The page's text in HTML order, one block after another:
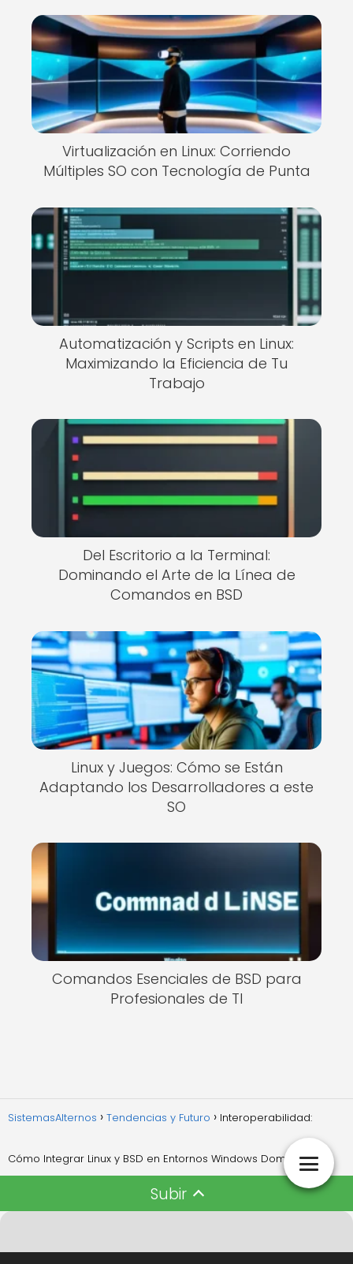
Virtualización en Linux: Corriendo
Múltiples SO con Tecnología de Punta
Automatización y Scripts en Linux:
Maximizando la Eficiencia de Tu
Trabajo
Del Escritorio a la Terminal:
Dominando el Arte de la Línea de
Comandos en BSD
Linux y Juegos: Cómo se Están
Adaptando los Desarrolladores a este
SO
Comandos Esenciales de BSD para
Profesionales de TI
SistemasAlternos Tendencias y Futuro Interoperabilidad:
Cómo Integrar Linux y BSD en Entornos Windows Dominantes
Subir